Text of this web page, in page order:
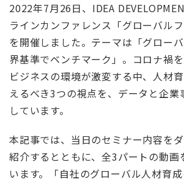
2022年7月26日、IDEA
ラインカンファレンス「グローバル
を開催しました。テーマは「グロー
界基準でベンチマーク」。コロナ禍
ビジネスの環境が激変する中、人材
えるべき3つの視点を、データと企業
しています。
本記事では、当日のセミナー内容を
紹介するとともに、全3パートの動画
います。「自社のグローバル人材育成